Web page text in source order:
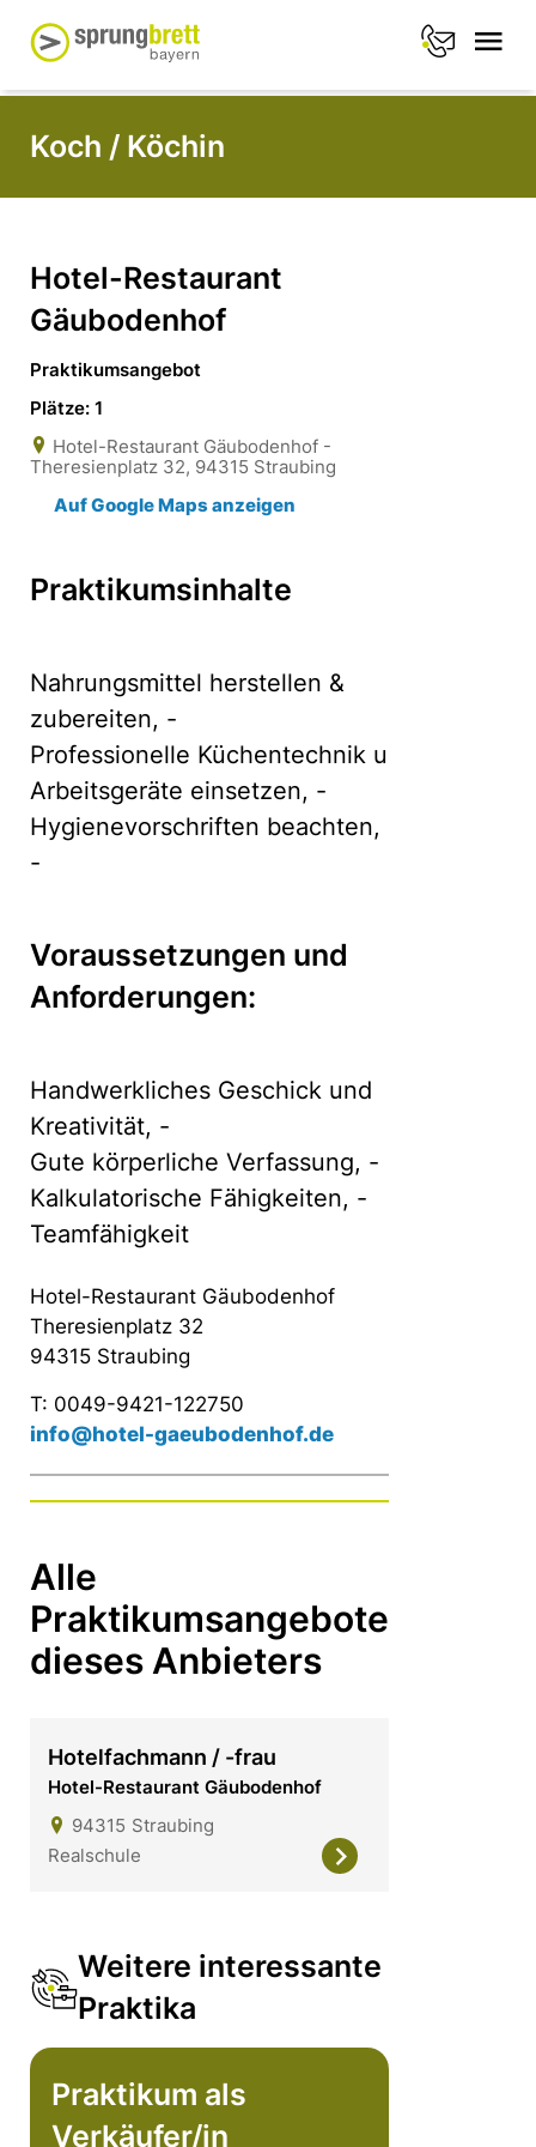
Koch / Köchin
Hotel-Restaurant
Gäubodenhof
Praktikumsangebot
Plätze: 1
Hotel-Restaurant Gäubodenhof -
Theresienplatz 32, 94315 Straubing
Auf Google Maps anzeigen
Praktikumsinhalte
Nahrungsmittel herstellen &
zubereiten, -
Professionelle Küchentechnik u
Arbeitsgeräte einsetzen, -
Hygienevorschriften beachten,
-
Voraussetzungen und
Anforderungen:
Handwerkliches Geschick und
Kreativität, -
Gute körperliche Verfassung, -
Kalkulatorische Fähigkeiten, -
Teamfähigkeit
Hotel-Restaurant Gäubodenhof
Theresienplatz 32
94315 Straubing
T: 0049-9421-122750
info@hotel-gaeubodenhof.de
Alle
Praktikumsangebote
dieses Anbieters
Hotelfachmann / -frau
Hotel-Restaurant Gäubodenhof
94315 Straubing
Realschule
Weitere interessante
Praktika
Praktikum als
Verkäufer/in